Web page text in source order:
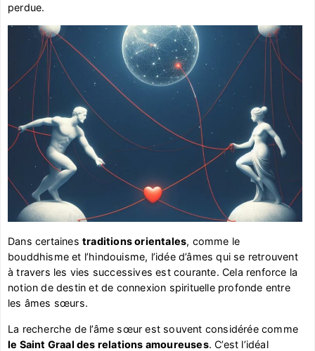
perdue.
Dans certaines traditions orientales, comme le
bouddhisme et l’hindouisme, l’idée d’âmes qui se retrouvent
à travers les vies successives est courante. Cela renforce la
notion de destin et de connexion spirituelle profonde entre
les âmes sœurs.
La recherche de l’âme sœur est souvent considérée comme
le Saint Graal des relations amoureuses. C’est l’idéal